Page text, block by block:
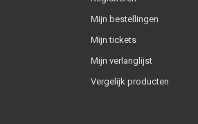
Mijn bestellingen
Mijn tickets
Mijn verlanglijst
Vergelijk producten